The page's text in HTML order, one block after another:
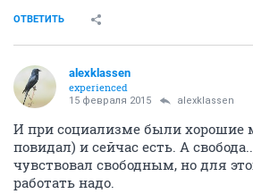
ОТВЕТИТЬ
alexklassen
experienced
15 февраля 2015 alexklassen
И при социализме были хорошие
повидал) и сейчас есть. А
чувствовал свободным, но для
работать надо.